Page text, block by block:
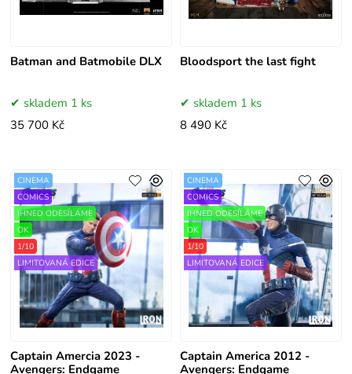
Batman and Batmobile DLX
skladem 1 ks
35 700 Kč
Bloodsport the last fight
skladem 1 ks
8 490 Kč
Captain Amercia 2023 -
Avengers: Endgame
CINEMA
COMICS
IHNED ODESÍLÁME
OK
1/10
LIMITOVANÁ EDICE
Captain America 2012 -
Avengers: Endgame
CINEMA
COMICS
IHNED ODESÍLÁME
OK
1/10
LIMITOVANÁ EDICE